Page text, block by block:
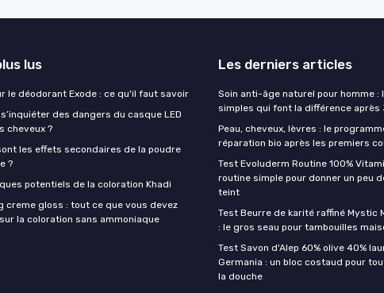
lus
le déodorant Exode : ce qu'il faut savoir
des dangers du casque LED
cheveux ?
les effets secondaires de la poudre
?
potentiels de la coloration Khadi
creme gloss : tout ce que vous devez
la coloration sans ammoniaque
Les derniers articles
Soin anti-âge naturel pour homme :
simples qui font la différence après
Peau, cheveux, lèvres : le
réparation bio après les premiers
Test Evoluderm Routine 100%
routine simple pour donner un peu
teint
Test Beurre de karité raffiné Mystic
: le gros seau pour tambouilles
Test Savon d'Alep 60% olive 40%
Germania : un bloc costaud pour
la douche